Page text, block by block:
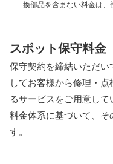
換部品を含まない料金は、
スポット保守料金
保守契約を締結いただい
してお客様から修理・
るサービスをご用意し
料金体系に基づいて、
す。